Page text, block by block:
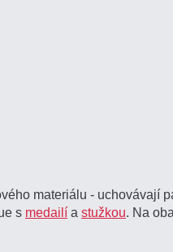
materiálu - uchovávají
s medailía stužkou. Na